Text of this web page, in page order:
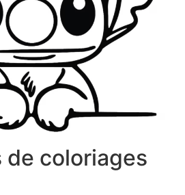
de coloriages